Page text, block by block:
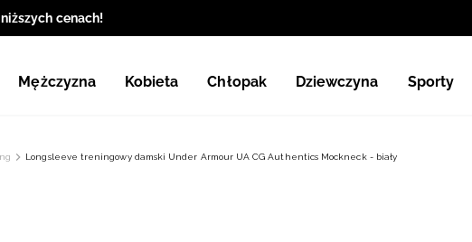
cenach!
Mężczyzna Kobieta Chłopak Dziewczyna Sporty
Longsleeve treningowy damski Under Armour UA CG Authentics Mockneck - biały